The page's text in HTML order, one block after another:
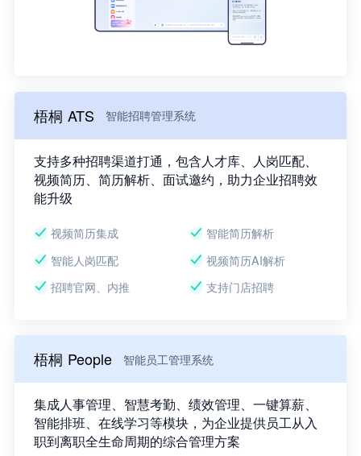
梧桐 ATS 智能招聘管理系统
支持多种招聘渠道打通，包含人才库、人岗匹配、
视频简历、简历解析、面试邀约，助力企业招聘效
能升级
视频简历集成
智能简历解析
智能人岗匹配
视频简历AI解析
招聘官网、内推
支持门店招聘
梧桐 People 智能员工管理系统
集成人事管理、智慧考勤、绩效管理、一键算薪、
智能排班、在线学习等模块，为企业提供员工从入
职到离职全生命周期的综合管理方案